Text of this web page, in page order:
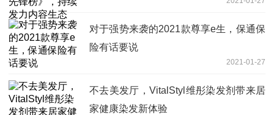
对于强势来袭的2021款尊享e生，保通保
险有话要说
2021-01-27
不去美发厅，VitalStyl维彤染发剂带来居
家健康染发新体验